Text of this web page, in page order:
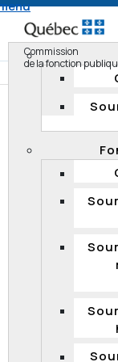
Commission
de la fonction
Accueil
Enquêtes 2017
Désignation à
partagés du
de
d'une enquête
provisoire à un
L'enquête est